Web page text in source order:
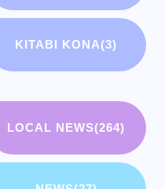
KITABI KONA(3)
LOCAL NEWS(264)